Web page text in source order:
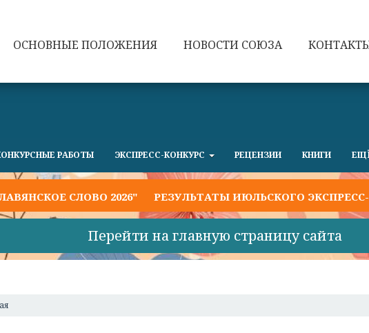
ОСНОВНЫЕ ПОЛОЖЕНИЯ НОВОСТИ СОЮЗА
РАБОТЫ ЭКСПРЕСС-КОНКУРС РЕЦЕНЗИИ КНИГИ
СЛОВО 2026" РЕЗУЛЬТАТЫ ИЮЛЬСКОГО ЭКСПРЕСС-
Перейти на главную страницу сайта